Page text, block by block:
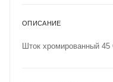
ОПИСАНИЕ
Шток хромированный 45